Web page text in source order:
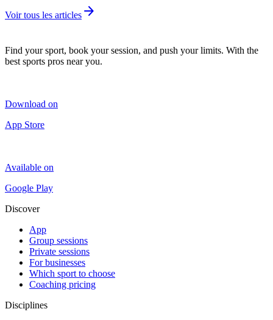
Voir tous les articles arrow_forward
Find your sport, book your session, and push your limits. With the
best sports pros near you.
Download on
App Store
Available on
Google Play
Discover
App
Group sessions
Private sessions
For businesses
Which sport to choose
Coaching pricing
Disciplines